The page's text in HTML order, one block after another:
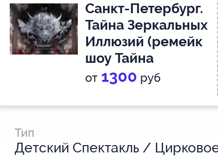
Санкт-Петербург.
Тайна Зеркальных
Иллюзий (ремейк
шоу Тайна
Лунозавра)
от 1300 руб
Тип